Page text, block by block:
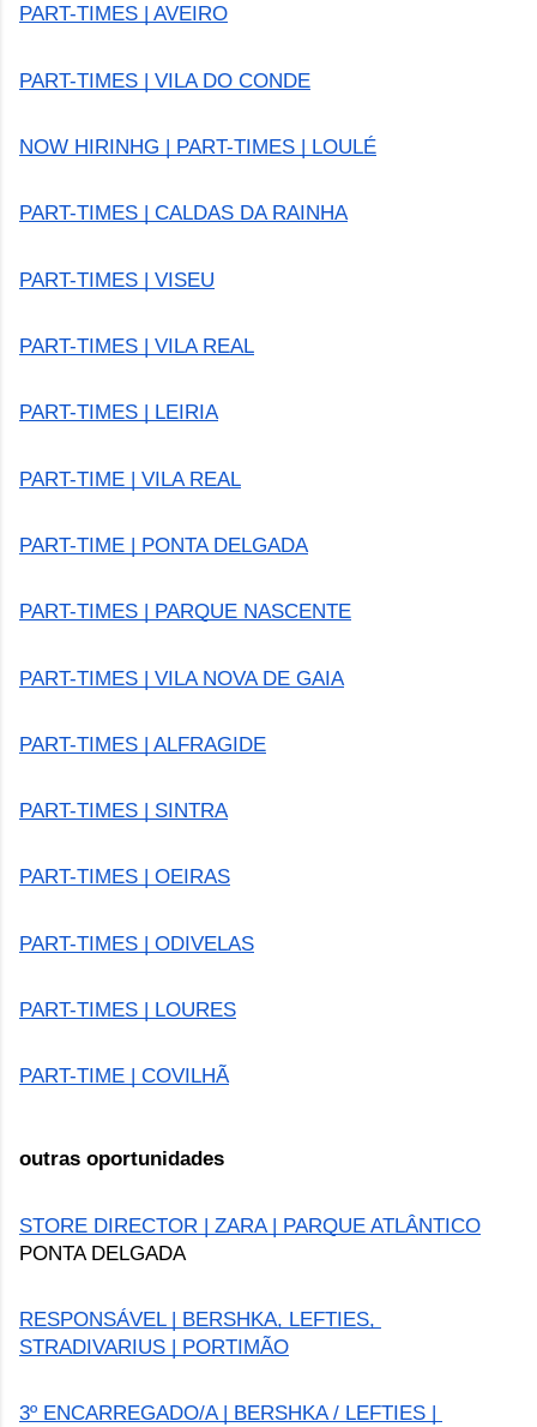
PART-TIMES | AVEIRO
PART-TIMES | VILA DO CONDE
NOW HIRINHG | PART-TIMES | LOULÉ
PART-TIMES | CALDAS DA RAINHA
PART-TIMES | VISEU
PART-TIMES | VILA REAL
PART-TIMES | LEIRIA
PART-TIME | VILA REAL
PART-TIME | PONTA DELGADA
PART-TIMES | PARQUE NASCENTE
PART-TIMES | VILA NOVA DE GAIA
PART-TIMES | ALFRAGIDE
PART-TIMES | SINTRA
PART-TIMES | OEIRAS
PART-TIMES | ODIVELAS
PART-TIMES | LOURES
PART-TIME | COVILHÃ
outras oportunidades
STORE DIRECTOR | ZARA | PARQUE ATLÂNTICO
PONTA DELGADA
RESPONSÁVEL | BERSHKA, LEFTIES,
STRADIVARIUS | PORTIMÃO
3º ENCARREGADO/A | BERSHKA / LEFTIES |